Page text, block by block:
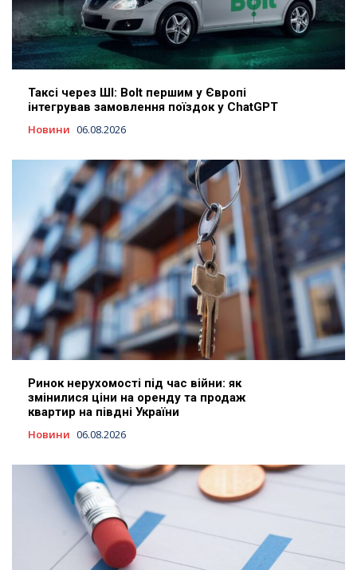
Таксі через ШІ: Bolt першим у Європі
інтегрував замовлення поїздок у ChatGPT
Новини 06.08.2026
Ринок нерухомості під час війни: як
змінилися ціни на оренду та продаж
квартир на півдні України
Новини 06.08.2026